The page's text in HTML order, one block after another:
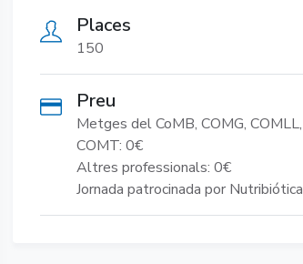
Places
150
Preu
Metges del CoMB, COMG, COMLL,
COMT: 0€
Altres professionals: 0€
Jornada patrocinada por Nutribiótica